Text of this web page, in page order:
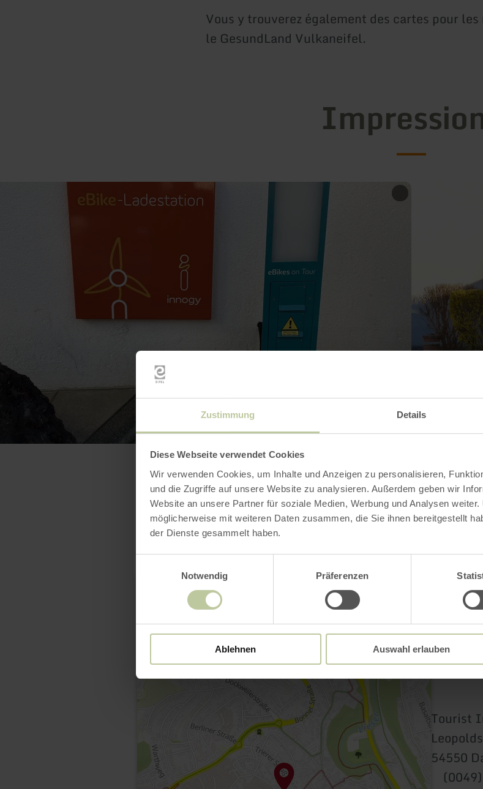
Zustimmung Details
Diese Webseite verwendet Cookies
Wir verwenden Cookies, um Inhalte und Anzeigen zu personalisieren,
und die Zugriffe auf unsere Website zu analysieren. Außerdem geben wir
Website an unsere Partner für soziale Medien, Werbung und Analysen
möglicherweise mit weiteren Daten zusammen, die Sie ihnen bereitgestellt
der Dienste gesammelt haben.
Notwendig
Präferenzen
Ablehnen Auswahl erlauben
Vous y trouverez également des cartes pour
le GesundLand Vulkaneifel.
Contact
Tourist
54550